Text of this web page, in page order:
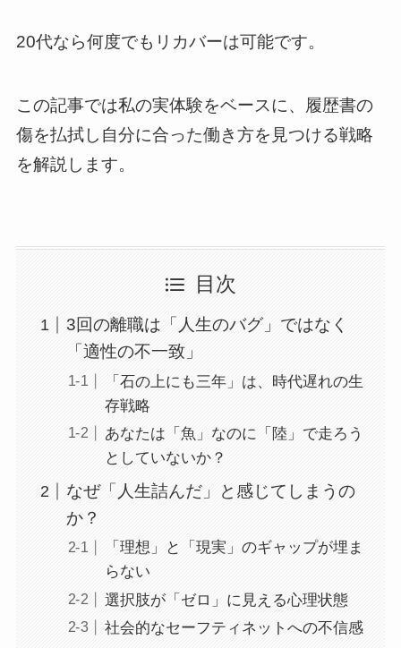
20代なら何度でもリカバーは可能です。
この記事では私の実体験をベースに、履歴書の
傷を払拭し自分に合った働き方を見つける戦略
を解説します。
目次
3回の離職は「人生のバグ」ではなく
「適性の不一致」
「石の上にも三年」は、時代遅れの生
存戦略
あなたは「魚」なのに「陸」で走ろう
としていないか？
なぜ「人生詰んだ」と感じてしまうの
か？
「理想」と「現実」のギャップが埋ま
らない
選択肢が「ゼロ」に見える心理状態
社会的なセーフティネットへの不信感